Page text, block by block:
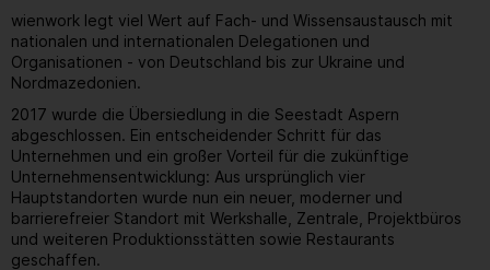
wienwork legt viel Wert auf Fach- und Wissensaustausch mit
nationalen und internationalen Delegationen und
Organisationen - von Deutschland bis zur Ukraine und
Nordmazedonien.
2017 wurde die Übersiedlung in die Seestadt Aspern
abgeschlossen. Ein entscheidender Schritt für das
Unternehmen und ein großer Vorteil für die zukünftige
Unternehmensentwicklung: Aus ursprünglich vier
Hauptstandorten wurde nun ein neuer, moderner und
barrierefreier Standort mit Werkshalle, Zentrale, Projektbüros
und weiteren Produktionsstätten sowie Restaurants
geschaffen.